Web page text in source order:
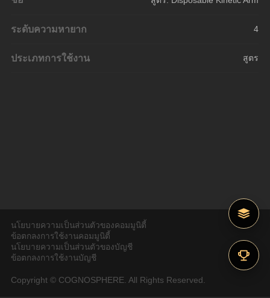
ระดับความหายาก 4
ประเภทการใช้งาน สูตร
นโยบายความเป็นส่วนตัวของคอมมูนิตี้
ข้อตกลงการใช้งานคอมมูนิตี้
นโยบายความเป็นส่วนตัวของบัญชี
ข้อตกลงการใช้งานบัญชี
Copyright © COGNOSPHERE. All Rights Reserved.